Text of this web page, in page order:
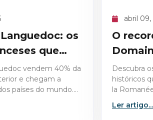
2026
histórico do
de la Romanée-
detalhes técnicos e
tornaram o Domaine de
Conti 1945 a garrafa mais
no mercado de vinhos
O
de
de
da
Ler